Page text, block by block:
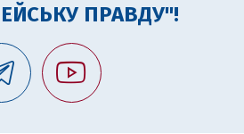
ПРАВДУ"!